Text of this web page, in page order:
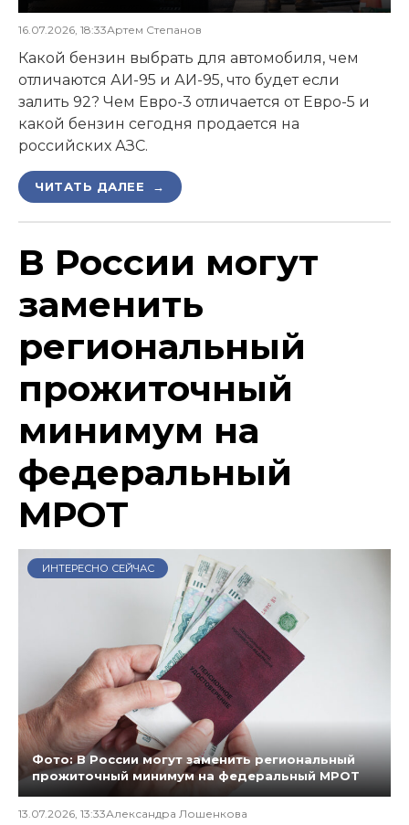
16.07.2026, 18:33Артем Степанов
Какой бензин выбрать для автомобиля, чем
отличаются АИ-95 и АИ-95, что будет если
залить 92? Чем Евро-3 отличается от Евро-5 и
какой бензин сегодня продается на
российских АЗС.
ЧИТАТЬ ДАЛЕЕ →
В России могут
заменить
региональный
прожиточный
минимум на
федеральный
МРОТ
ИНТЕРЕСНО СЕЙЧАС
Фото: В России могут заменить региональный
прожиточный минимум на федеральный МРОТ
13.07.2026, 13:33Александра Лошенкова